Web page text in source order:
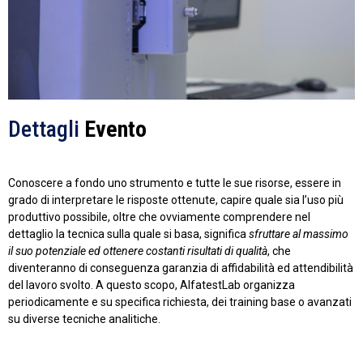
Dettagli Evento
Conoscere a fondo uno strumento e tutte le sue risorse, essere in
grado di interpretare le risposte ottenute, capire quale sia l’uso più
produttivo possibile, oltre che ovviamente comprendere nel
dettaglio la tecnica sulla quale si basa, significasfruttare al massimo
il suo potenziale ed ottenere costanti risultati di qualità, che
diventeranno di conseguenza garanzia di affidabilità ed attendibilità
del lavoro svolto. A questo scopo, AlfatestLab organizza
periodicamente e su specifica richiesta, dei training base o avanzati
su diverse tecniche analitiche.